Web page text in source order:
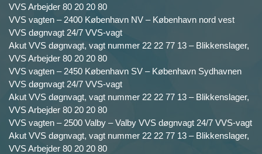
VVS Arbejder 80 20 20 80
VVS vagten – 2400 København NV – København nord vest
VVS døgnvagt 24/7 VVS-vagt
Akut VVS døgnvagt, vagt nummer 22 22 77 13 – Blikkenslager,
VVS Arbejder 80 20 20 80
VVS vagten – 2450 København SV – København Sydhavnen
VVS døgnvagt 24/7 VVS-vagt
Akut VVS døgnvagt, vagt nummer 22 22 77 13 – Blikkenslager,
VVS Arbejder 80 20 20 80
VVS vagten – 2500 Valby – Valby VVS døgnvagt 24/7 VVS-vagt
Akut VVS døgnvagt, vagt nummer 22 22 77 13 – Blikkenslager,
VVS Arbejder 80 20 20 80